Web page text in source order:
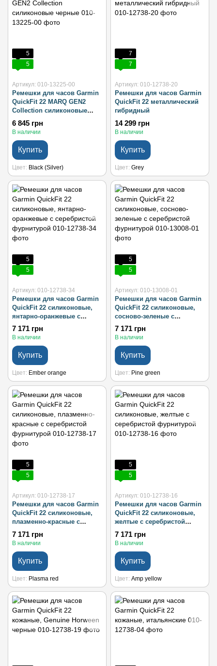
5
5
Артикул: 010-13225-00
Ремешки для часов Garmin
QuickFit 22 MARQ GEN2
Collection силиконовые
черные
6 845 грн
В наличии
Купить
Цвет Black (Silver)
7
7
Артикул: 010-12738-20
Ремешки для часов Garmin
QuickFit 22 металлический
гибридный
14 299 грн
В наличии
Купить
Цвет Grey
5
5
Артикул: 010-12738-34
Ремешки для часов Garmin
QuickFit 22 силиконовые,
янтарно-оранжевые с
серебристой фурнитурой
7 171 грн
В наличии
Купить
Цвет Ember orange
5
5
Артикул: 010-13008-01
Ремешки для часов Garmin
QuickFit 22 силиконовые,
сосново-зеленые с
серебристой фурнитурой
7 171 грн
В наличии
Купить
Цвет Pine green
5
5
Артикул: 010-12738-17
Ремешки для часов Garmin
QuickFit 22 силиконовые,
плазменно-красные с
серебристой фурнитурой
7 171 грн
В наличии
Купить
Цвет Plasma red
5
5
Артикул: 010-12738-16
Ремешки для часов Garmin
QuickFit 22 силиконовые,
желтые с серебристой
фурнитурой
7 171 грн
В наличии
Купить
Цвет Amp yellow